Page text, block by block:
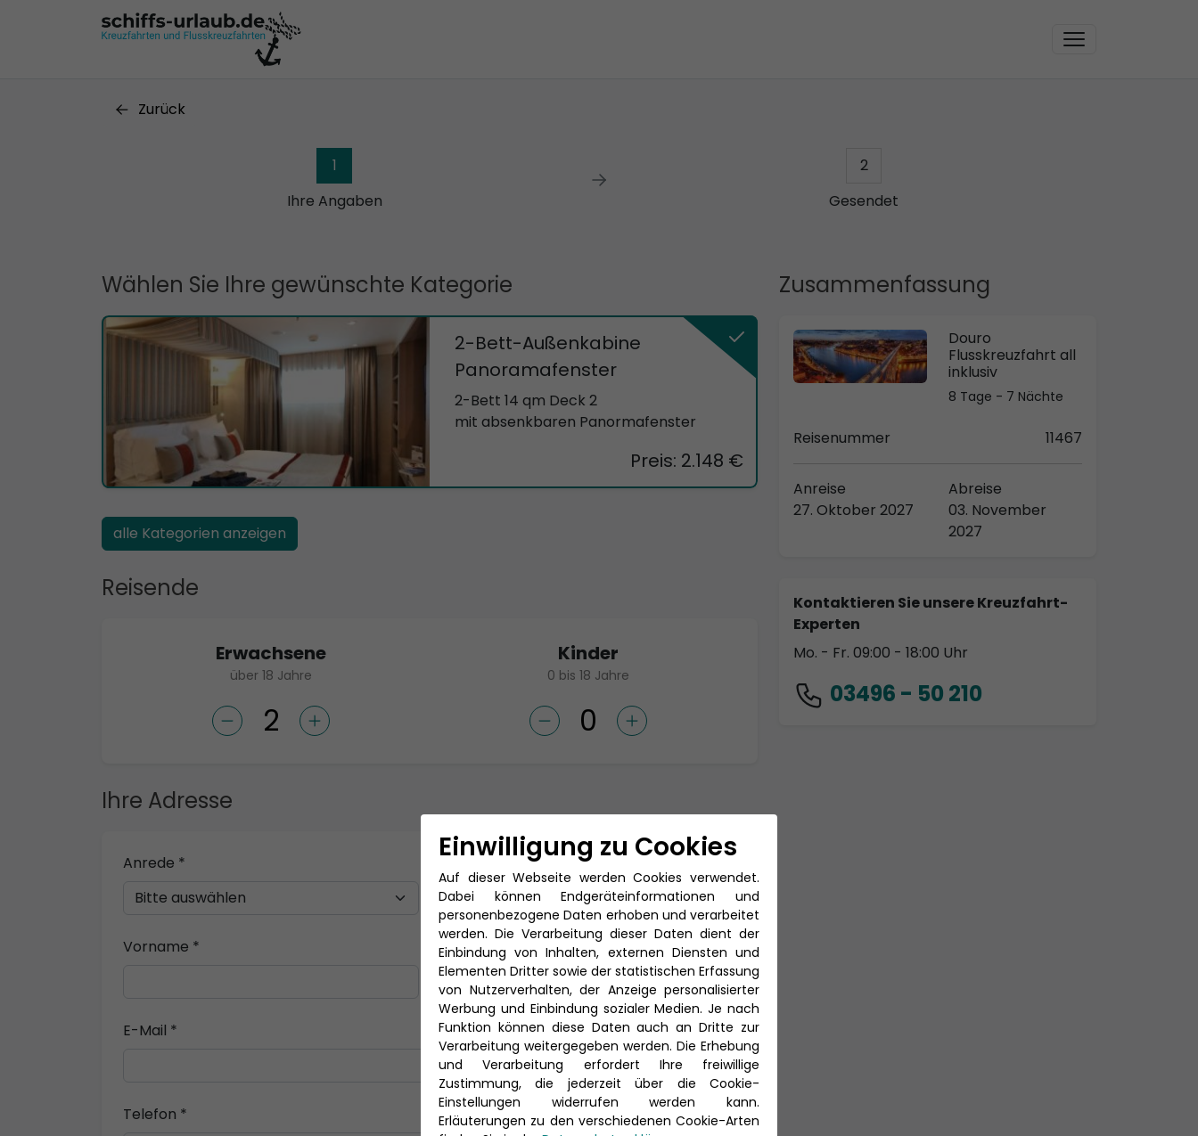
Zurück
1
Ihre Angaben
2
Gesendet
Zusammenfassung
Douro
Flusskreuzfahrt all
inklusiv
8 Tage - 7 Nächte
Reisenummer 11467
Anreise
27. Oktober 2027
Abreise
03. November
2027
Kontaktieren Sie unsere Kreuzfahrt-
Experten
Mo. - Fr. 09:00 - 18:00 Uhr
03496 - 50 210
Wählen Sie Ihre gewünschte Kategorie
2-Bett-Außenkabine
Panoramafenster
2-Bett 14 qm Deck 2
mit absenkbaren Panormafenster
Preis: 2.148 €
alle Kategorien anzeigen
Reisende
Erwachsene
über 18 Jahre
Kinder
0 bis 18 Jahre
Ihre Adresse
Anrede *
Vorname * Nachname *
E-Mail *
Telefon *
Einwilligung zu Cookies
Auf dieser Webseite werden Cookies verwendet.
Dabei können Endgeräteinformationen und
personenbezogene Daten erhoben und verarbeitet
werden. Die Verarbeitung dieser Daten dient der
Einbindung von Inhalten, externen Diensten und
Elementen Dritter sowie der statistischen Erfassung
von Nutzerverhalten, der Anzeige personalisierter
Werbung und Einbindung sozialer Medien. Je nach
Funktion können diese Daten auch an Dritte zur
Verarbeitung weitergegeben werden. Die Erhebung
und Verarbeitung erfordert Ihre freiwillige
Zustimmung, die jederzeit über die Cookie-
Einstellungen widerrufen werden kann.
Erläuterungen zu den verschiedenen Cookie-Arten